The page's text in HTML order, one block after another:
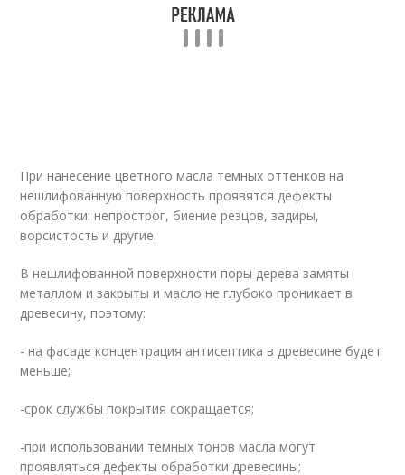
При нанесение цветного масла темных оттенков на
нешлифованную поверхность проявятся дефекты
обработки: непрострог, биение резцов, задиры,
ворсистость и другие.
В нешлифованной поверхности поры дерева замяты
металлом и закрыты и масло не глубоко проникает в
древесину, поэтому:
- на фасаде концентрация антисептика в древесине будет
меньше;
-срок службы покрытия сокращается;
-при использовании темных тонов масла могут
проявляться дефекты обработки древесины;